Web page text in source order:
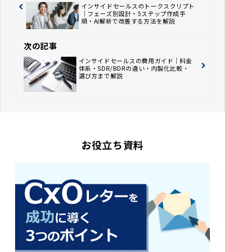
インサイドセールスのトークスクリプト
｜フェーズ別設計・5ステップ作成手
順・AI解析で改善する方法を解説
次の記事
インサイドセールスの費用ガイド｜料金
体系・SDR/BDRの違い・内製化比較・
選び方まで解説
お役立ち資料